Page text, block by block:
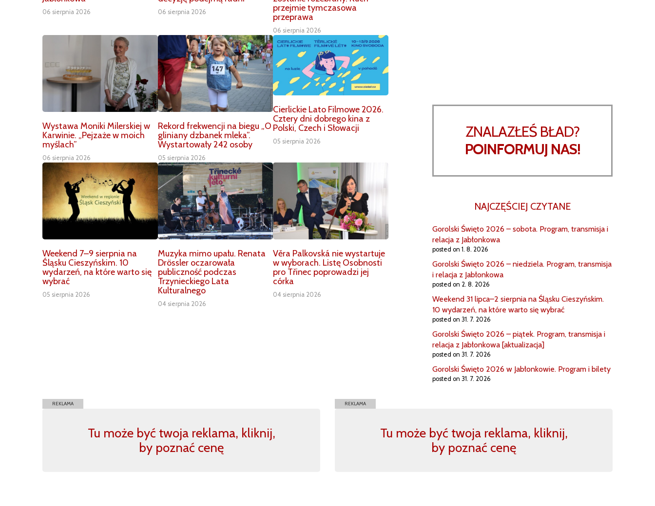
06 sierpnia 2026 06 sierpnia 2026
przejmie tymczasowa
przeprawa
06 sierpnia 2026
Wystawa Moniki Milerskiej w
Karwinie. „Pejzaże w moich
myślach”
06 sierpnia 2026
Rekord frekwencji na biegu „O
gliniany dzbanek mleka”.
Wystartowały 242 osoby
05 sierpnia 2026
Cierlickie Lato Filmowe 2026.
Cztery dni dobrego kina z
Polski, Czech i Słowacji
05 sierpnia 2026
Weekend 7–9 sierpnia na
Śląsku Cieszyńskim. 10
wydarzeń, na które warto się
wybrać
05 sierpnia 2026
Muzyka mimo upału. Renata
Drössler oczarowała
publiczność podczas
Trzynieckiego Lata
Kulturalnego
04 sierpnia 2026
Věra Palkovská nie wystartuje
w wyborach. Listę Osobnosti
pro Třinec poprowadzi jej
córka
04 sierpnia 2026
ZNALAZŁEŚ BŁAD?
POINFORMUJ NAS!
NAJCZĘŚCIEJ CZYTANE
Gorolski Święto 2026 – sobota. Program, transmisja i
relacja z Jabłonkowa
posted on 1. 8. 2026
Gorolski Święto 2026 – niedziela. Program, transmisja
i relacja z Jabłonkowa
posted on 2. 8. 2026
Weekend 31 lipca–2 sierpnia na Śląsku Cieszyńskim.
10 wydarzeń, na które warto się wybrać
posted on 31. 7. 2026
Gorolski Święto 2026 – piątek. Program, transmisja i
relacja z Jabłonkowa [aktualizacja]
posted on 31. 7. 2026
Gorolski Święto 2026 w Jabłonkowie. Program i bilety
posted on 31. 7. 2026
REKLAMA
Tu może być twoja reklama, kliknij,
by poznać cenę
REKLAMA
Tu może być twoja reklama, kliknij,
by poznać cenę